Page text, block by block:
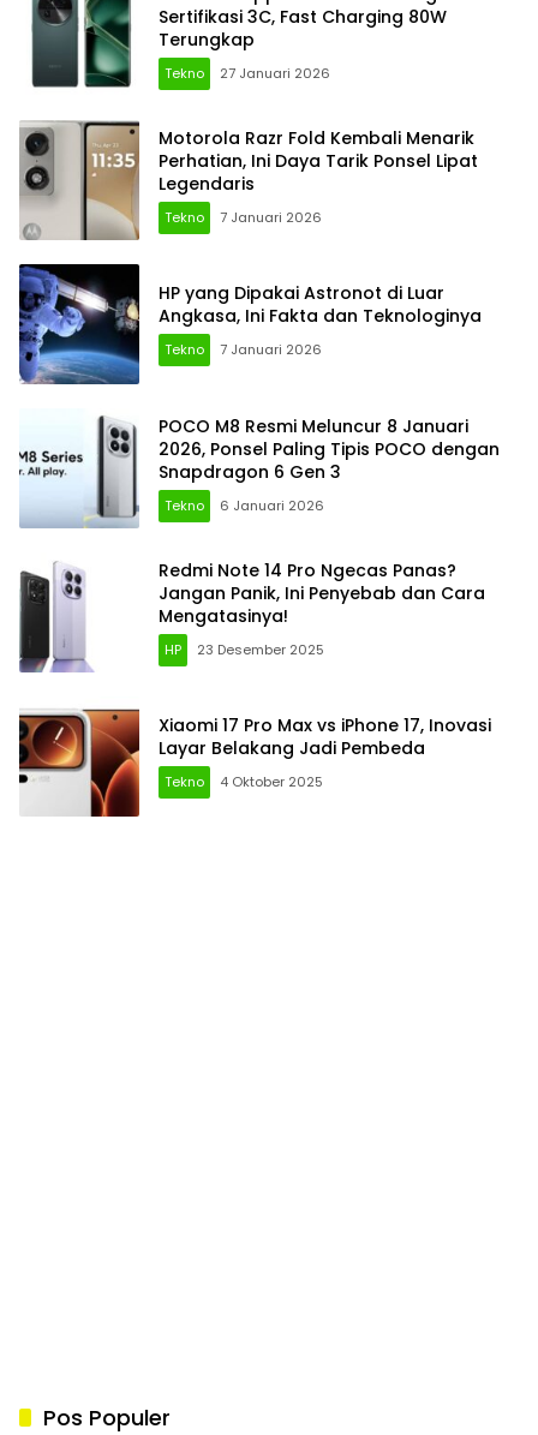
Sertifikasi 3C, Fast Charging 80W
Terungkap
Tekno 27 Januari 2026
Motorola Razr Fold Kembali Menarik
Perhatian, Ini Daya Tarik Ponsel Lipat
Legendaris
Tekno 7 Januari 2026
HP yang Dipakai Astronot di Luar
Angkasa, Ini Fakta dan Teknologinya
Tekno 7 Januari 2026
POCO M8 Resmi Meluncur 8 Januari
2026, Ponsel Paling Tipis POCO dengan
Snapdragon 6 Gen 3
Tekno 6 Januari 2026
Redmi Note 14 Pro Ngecas Panas?
Jangan Panik, Ini Penyebab dan Cara
Mengatasinya!
HP 23 Desember 2025
Xiaomi 17 Pro Max vs iPhone 17, Inovasi
Layar Belakang Jadi Pembeda
Tekno 4 Oktober 2025
Pos Populer